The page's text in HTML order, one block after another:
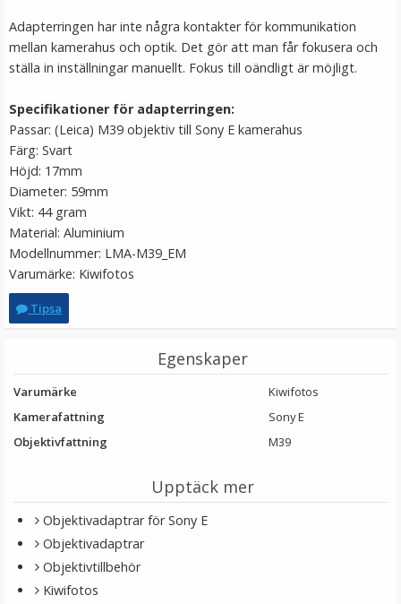
★★★★★
139 kr
LÄGG I VARUKORG
LÄGG I VARUKORG
Adapterringen har inte några kontakter för kommunikation
mellan kamerahus och optik. Det gör att man får fokusera och
ställa in inställningar manuellt. Fokus till oändligt är möjligt.
Specifikationer för adapterringen:
Passar: (Leica) M39 objektiv till Sony E kamerahus
Färg: Svart
Höjd: 17mm
Diameter: 59mm
Vikt: 44 gram
Material: Aluminium
Modellnummer: LMA-M39_EM
Varumärke: Kiwifotos
Tipsa
Egenskaper
Varumärke
Kiwifotos
Kamerafattning
Sony E
Objektivfattning
M39
Upptäck mer
Objektivadaptrar för Sony E
Objektivadaptrar
Objektivtillbehör
Kiwifotos